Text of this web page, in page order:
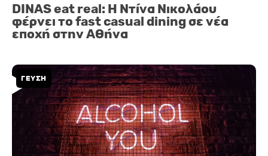
DINAS eat real: Η Ντίνα Νικολάου
φέρνει το fast casual dining σε νέα
εποχή στην Αθήνα
ΓΕΥΣΗ